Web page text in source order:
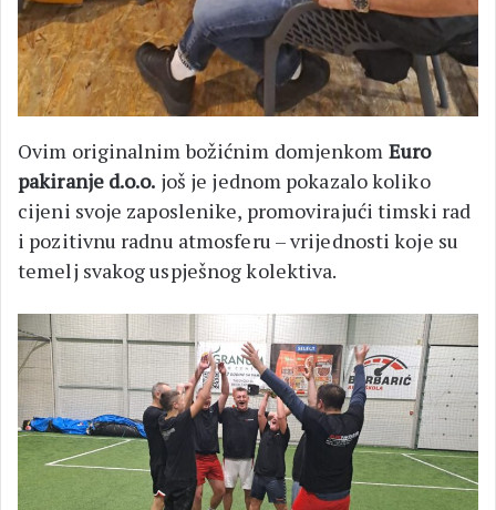
Ovim originalnim božićnim domjenkom Euro
pakiranje d.o.o. još je jednom pokazalo koliko
cijeni svoje zaposlenike, promovirajući timski rad
i pozitivnu radnu atmosferu – vrijednosti koje su
temelj svakog uspješnog kolektiva.